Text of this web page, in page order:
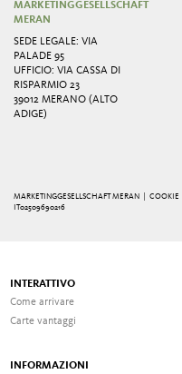
MARKETINGGESELLSCHAFT
MERAN
SEDE LEGALE: VIA
PALADE 95
UFFICIO: VIA CASSA DI
RISPARMIO 23
39012 MERANO (ALTO
ADIGE)
MARKETINGGESELLSCHAFT MERAN | COOKIE
IT02509690216
INTERATTIVO
Come arrivare
Carte vantaggi
INFORMAZIONI